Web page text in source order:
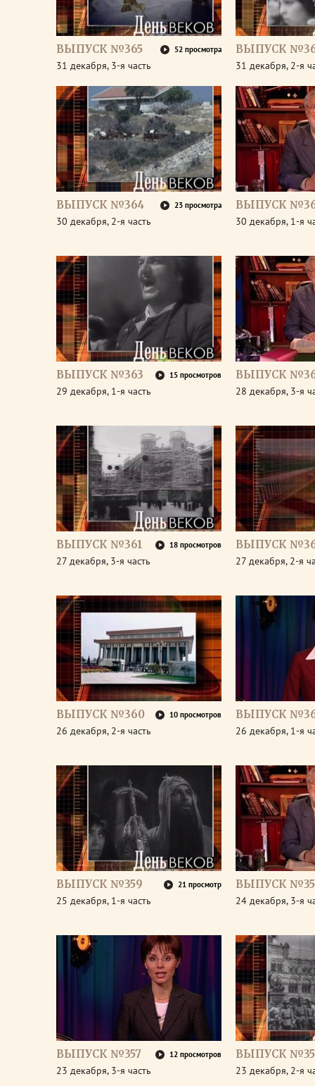
ВЫПУСК №365 52 просмотра
31 декабря, 3-я часть
ВЫПУСК
31 декабря, 2-я
ВЫПУСК №364 23 просмотра
30 декабря, 2-я часть
ВЫПУСК
30 декабря, 1-я
ВЫПУСК №363 15 просмотров
29 декабря, 1-я часть
ВЫПУСК
28 декабря, 3-я
ВЫПУСК №361 18 просмотров
27 декабря, 3-я часть
ВЫПУСК
27 декабря, 2-я
ВЫПУСК №360 10 просмотров
26 декабря, 2-я часть
ВЫПУСК
26 декабря, 1-я
ВЫПУСК №359 21 просмотр
25 декабря, 1-я часть
ВЫПУСК
24 декабря, 3-я
ВЫПУСК №357 12 просмотров
23 декабря, 3-я часть
ВЫПУСК
23 декабря, 2-я